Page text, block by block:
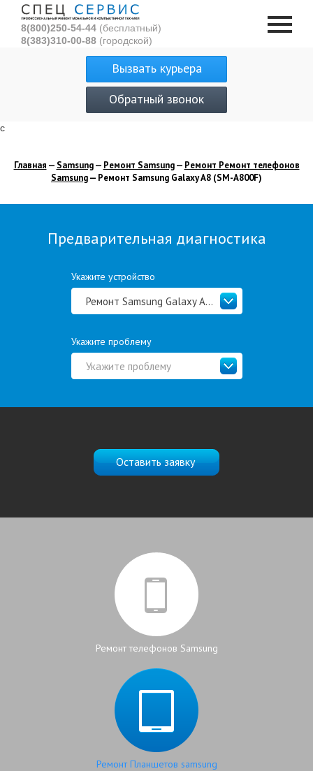
с
8(800)250-54-44 (бесплатный)
8(383)310-00-88 (городской)
Вызвать курьера
Обратный звонок
Главная — Samsung— Ремонт Samsung— Ремонт Ремонт телефонов
Samsung— Ремонт Samsung Galaxy A8 (SM-A800F)
Предварительная диагностика
Укажите устройство
Ремонт Samsung Galaxy A8 (SM-A800F)
Укажите проблему
Укажите проблему
Оставить заявку
Ремонт телефонов Samsung
Ремонт Планшетов samsung